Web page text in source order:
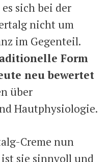
sich bei der
nicht um
im Gegenteil.
Form
neu bewertet
über
Hautphysiologie.
Creme nun
sie sinnvoll und